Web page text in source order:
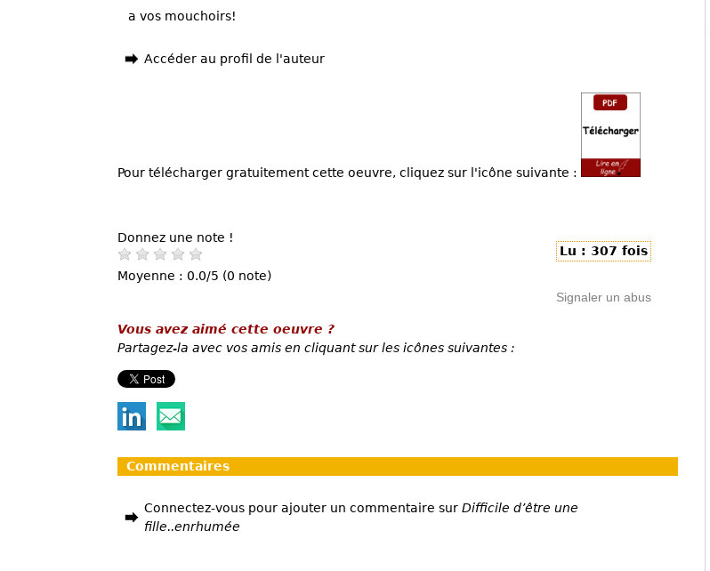
a vos mouchoirs!
Accéder au profil de l'auteur
Pour télécharger gratuitement cette oeuvre, cliquez sur l'icône suivante :
Donnez une note !
Moyenne : 0.0/5 (0 note)
Lu : 307 fois
Signaler un abus
Vous avez aimé cette oeuvre ?
Partagez-la avec vos amis en cliquant sur les icônes suivantes :
Commentaires
Connectez-vous pour ajouter un commentaire sur Difficile d’être une
fille..enrhumée